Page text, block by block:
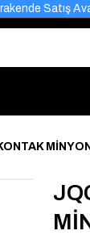
Satış
Önceliği ve